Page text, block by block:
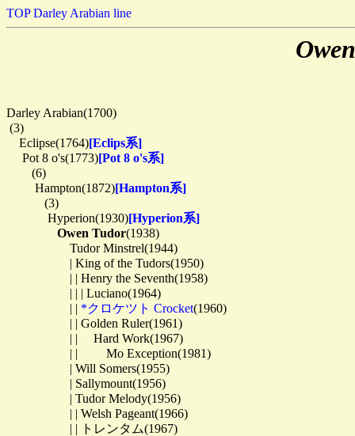
TOP Darley Arabian line
Darley Arabian(1700)
(3)
Eclipse(1764)[Eclips系]
Pot 8 o's(1773)[Pot 8 o's系]
(6)
Hampton(1872)[Hampton系]
(3)
Hyperion(1930)[Hyperion系]
Owen Tudor(1938)
Tudor Minstrel(1944)
| King of the Tudors(1950)
| | Henry the Seventh(1958)
| | | Luciano(1964)
| | *クロケツト Crocket(1960)
| | Golden Ruler(1961)
| | 　Hard Work(1967)
| | 　　Mo Exception(1981)
| Will Somers(1955)
| Sallymount(1956)
| Tudor Melody(1956)
| | Welsh Pageant(1966)
| | トレンタム(1967)